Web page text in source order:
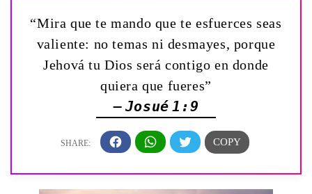
“Mira que te mando que te esfuerces seas
valiente: no temas ni desmayes, porque
Jehová tu Dios será contigo en donde
quiera que fueres”
— Josué 1:9